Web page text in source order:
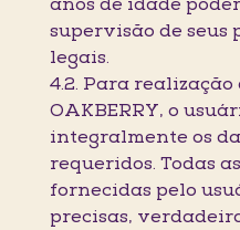
anos de idade
supervisão de seus
legais.
4.2. Para
OAKBERRY, o
integralmente os
requeridos. Todas
fornecidas pelo
precisas,